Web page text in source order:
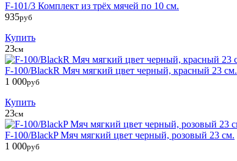
F-101/3 Комплект из трёх мячей по 10 см.
935руб
Купить
23см
F-100/BlackR Мяч мягкий цвет черный, красный 23 см.
1 000руб
Купить
23см
F-100/BlackP Мяч мягкий цвет черный, розовый 23 см.
1 000руб